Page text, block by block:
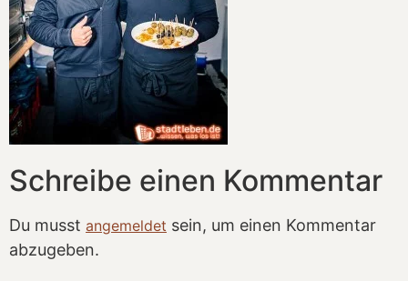
Schreibe einen Kommentar
Du musst angemeldet sein, um einen Kommentar
abzugeben.